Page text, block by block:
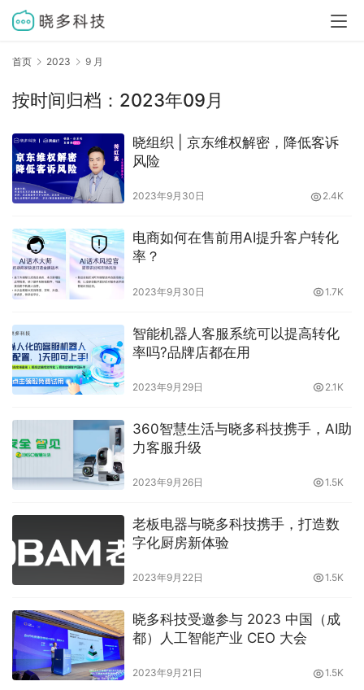
首页 2023 9 月
按时间归档：2023年09月
晓组织 | 京东维权解密，降低客诉
风险
2023年9月30日 2.4K
电商如何在售前用AI提升客户转化
率？
2023年9月30日 1.7K
智能机器人客服系统可以提高转化
率吗?品牌店都在用
2023年9月29日 2.1K
360智慧生活与晓多科技携手，AI助
力客服升级
2023年9月26日 1.5K
老板电器与晓多科技携手，打造数
字化厨房新体验
2023年9月22日 1.5K
晓多科技受邀参与 2023 中国（成
都）人工智能产业 CEO 大会
2023年9月21日 1.5K